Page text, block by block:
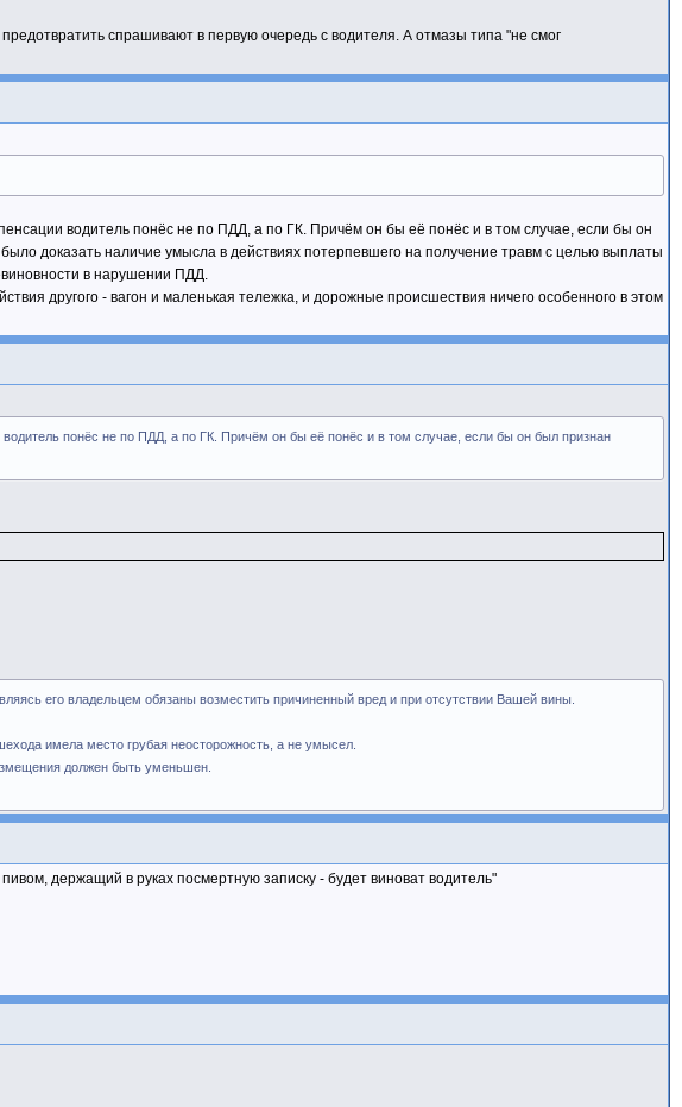
спрашивают в первую очередь с водителя. А отмазы типа "не смог
водитель понёс не по ПДД, а по ГК. Причём он бы её понёс и в том случае, если бы он
доказать наличие умысла в действиях потерпевшего на получение травм с целью выплаты
в нарушении ПДД.
другого - вагон и маленькая тележка, и дорожные происшествия ничего особенного в этом
понёс не по ПДД, а по ГК. Причём он бы её понёс и в том случае, если бы он был признан
его владельцем обязаны возместить причиненный вред и при отсутствии Вашей вины.
имела место грубая неосторожность, а не умысел.
должен быть уменьшен.
держащий в руках посмертную записку - будет виноват водитель"